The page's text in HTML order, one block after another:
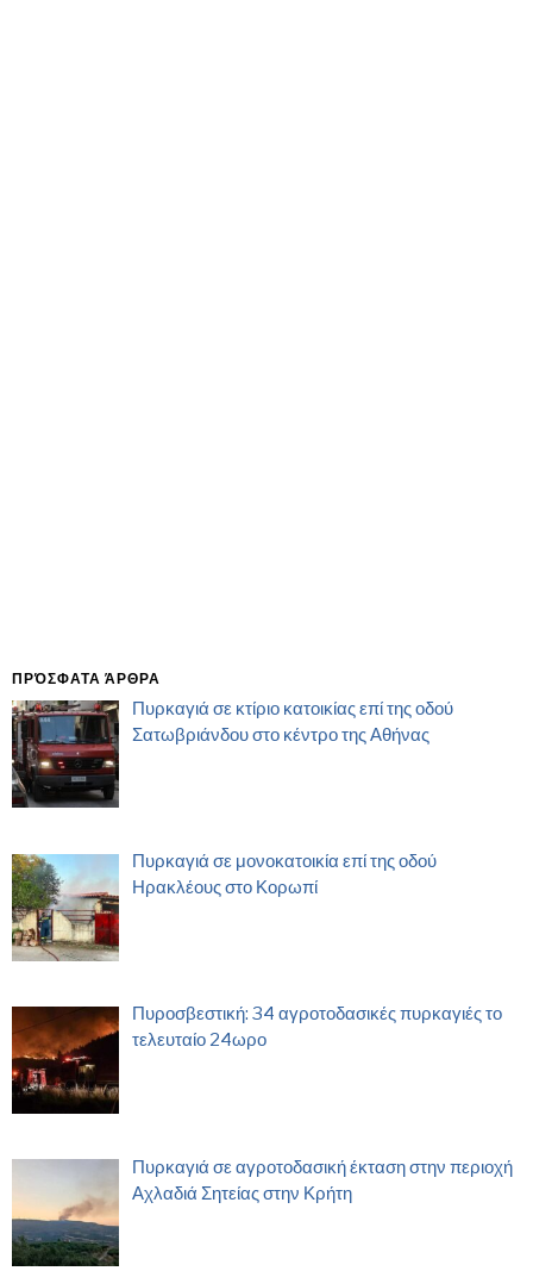
ΠΡΌΣΦΑΤΑ ΆΡΘΡΑ
Πυρκαγιά σε κτίριο κατοικίας επί της οδού
Σατωβριάνδου στο κέντρο της Αθήνας
Πυρκαγιά σε μονοκατοικία επί της οδού
Ηρακλέους στο Κορωπί
Πυροσβεστική: 34 αγροτοδασικές πυρκαγιές το
τελευταίο 24ωρο
Πυρκαγιά σε αγροτοδασική έκταση στην περιοχή
Αχλαδιά Σητείας στην Κρήτη